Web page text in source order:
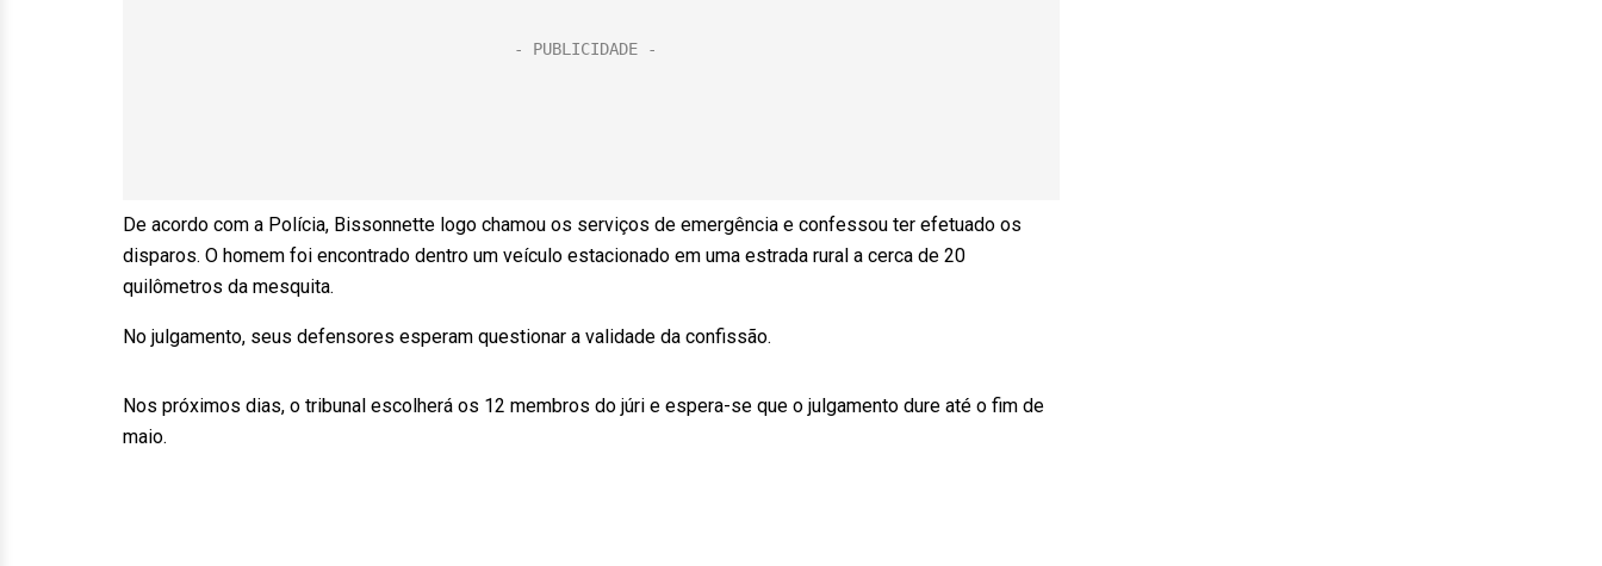
De acordo com a Polícia, Bissonnette logo chamou os serviços de emergência e confessou ter efetuado os
disparos. O homem foi encontrado dentro um veículo estacionado em uma estrada rural a cerca de 20
quilômetros da mesquita.
No julgamento, seus defensores esperam questionar a validade da confissão.
Nos próximos dias, o tribunal escolherá os 12 membros do júri e espera-se que o julgamento dure até o fim de
maio.